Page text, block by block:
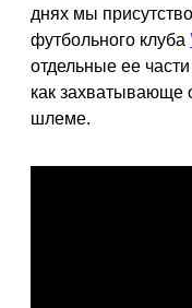
днях мы
футбольного клуба
отдельные ее
как
шлеме.